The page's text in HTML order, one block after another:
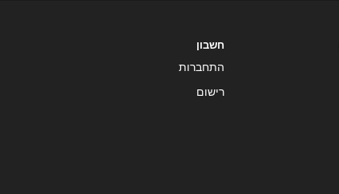
חשבון
התחברות
רישום